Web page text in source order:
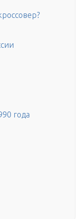
года